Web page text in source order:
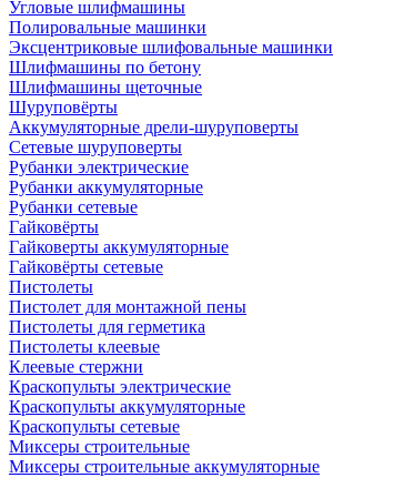
Угловые шлифмашины
Полировальные машинки
Эксцентриковые шлифовальные машинки
Шлифмашины по бетону
Шлифмашины щеточные
Шуруповёрты
Аккумуляторные дрели-шуруповерты
Сетевые шуруповерты
Рубанки электрические
Рубанки аккумуляторные
Рубанки сетевые
Гайковёрты
Гайковерты аккумуляторные
Гайковёрты сетевые
Пистолеты
Пистолет для монтажной пены
Пистолеты для герметика
Пистолеты клеевые
Клеевые стержни
Краскопульты электрические
Краскопульты аккумуляторные
Краскопульты сетевые
Миксеры строительные
Миксеры строительные аккумуляторные